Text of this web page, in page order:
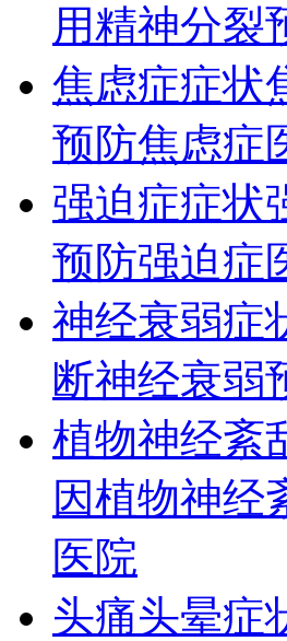
用精神分裂
焦虑症症状
预防焦虑症
强迫症症状
预防强迫症
神经衰弱症
断神经衰弱
植物神经紊
因植物神经
医院
头痛头晕症